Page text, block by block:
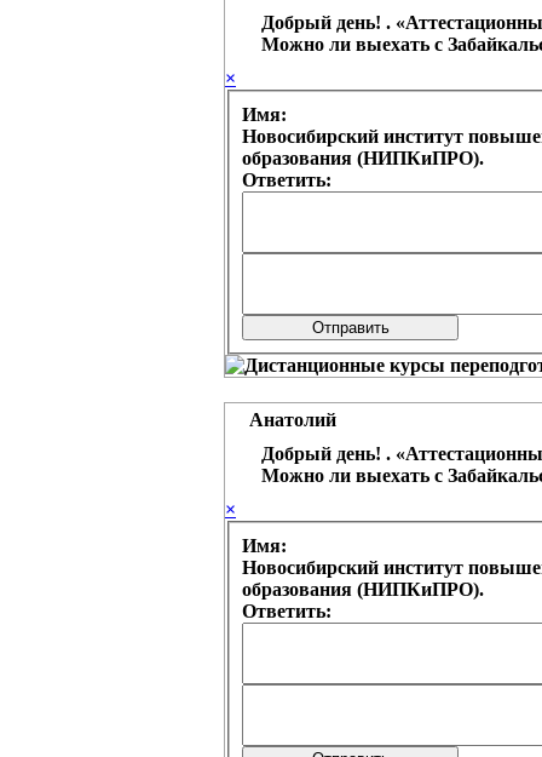
Добрый день! .
Можно ли выехать с
×
Имя:
Новосибирский институт
образования (НИПКиПРО).
Ответить:
Анатолий
Добрый день! .
Можно ли выехать с
×
Имя:
Новосибирский институт
образования (НИПКиПРО).
Ответить: